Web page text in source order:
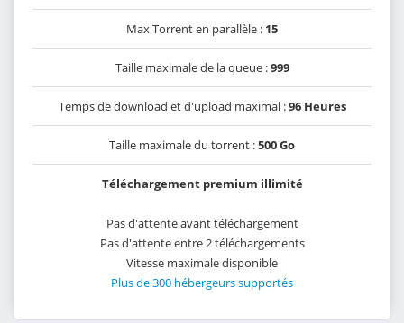
Max Torrent en parallèle : 15
Taille maximale de la queue :999
Temps de download et d'upload maximal :96 Heures
Taille maximale du torrent :500 Go
Téléchargement premium illimité
Pas d'attente avant téléchargement
Pas d'attente entre 2 téléchargements
Vitesse maximale disponible
Plus de 300 hébergeurs supportés